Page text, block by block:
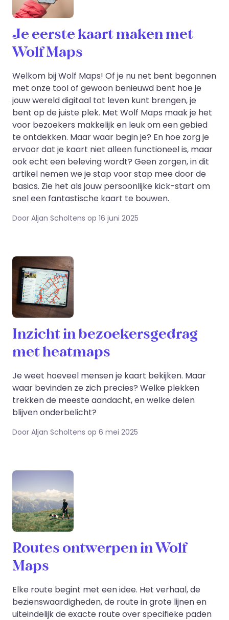
Je eerste kaart maken met
Wolf Maps
Welkom bij Wolf Maps! Of je nu net bent begonnen
met onze tool of gewoon benieuwd bent hoe je
jouw wereld digitaal tot leven kunt brengen, je
bent op de juiste plek. Met Wolf Maps maak je het
voor bezoekers makkelijk en leuk om een gebied
te ontdekken. Maar waar begin je? En hoe zorg je
ervoor dat je kaart niet alleen functioneel is, maar
ook echt een beleving wordt? Geen zorgen, in dit
artikel nemen we je stap voor stap mee door de
basics. Zie het als jouw persoonlijke kick-start om
snel een fantastische kaart te bouwen.
Door Aljan Scholtens op 16 juni 2025
Inzicht in bezoekersgedrag
met heatmaps
Je weet hoeveel mensen je kaart bekijken. Maar
waar bevinden ze zich precies? Welke plekken
trekken de meeste aandacht, en welke delen
blijven onderbelicht?
Door Aljan Scholtens op 6 mei 2025
Routes ontwerpen in Wolf
Maps
Elke route begint met een idee. Het verhaal, de
bezienswaardigheden, de route in grote lijnen en
uiteindelijk de exacte route over specifieke paden